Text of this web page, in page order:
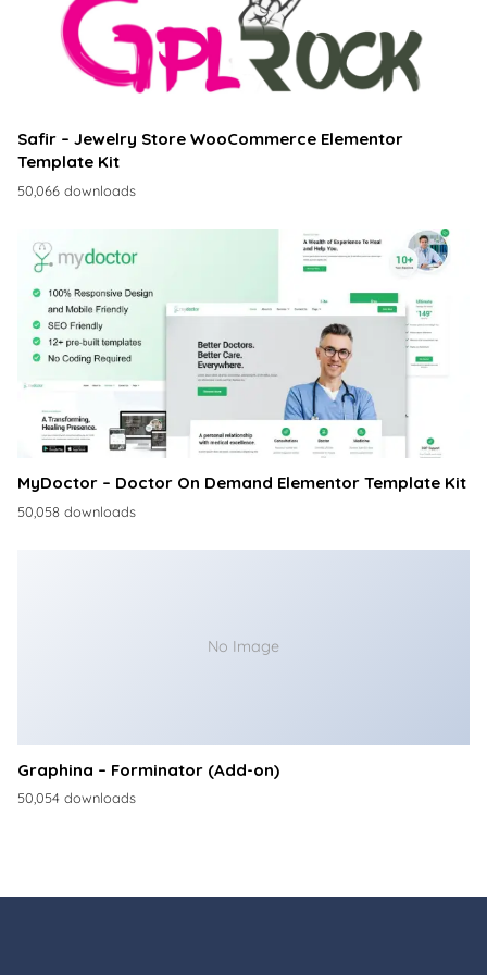
Safir – Jewelry Store WooCommerce Elementor
Template Kit
50,066 downloads
MyDoctor – Doctor On Demand Elementor Template Kit
50,058 downloads
No Image
Graphina – Forminator (Add-on)
50,054 downloads